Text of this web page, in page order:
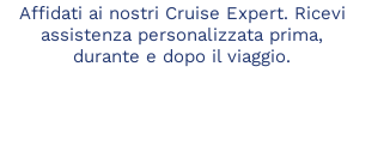
Affidati ai nostri Cruise Expert. Ricevi
assistenza personalizzata prima,
durante e dopo il viaggio.